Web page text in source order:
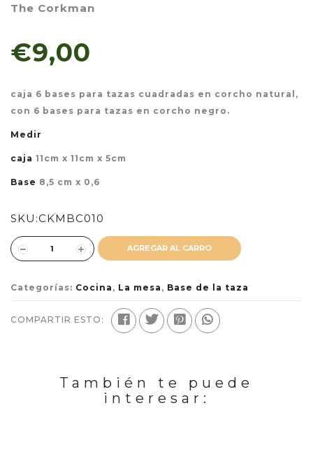
The Corkman
€9,00
caja 6 bases para tazas cuadradas en corcho natural,
con 6 bases para tazas en corcho negro.
Medir
caja 11cm x 11cm x 5cm
Base 8,5 cm x 0,6
SKU:CKMBC010
AGREGAR AL CARRO
Categorías: Cocina , La mesa , Base de la taza
COMPARTIR ESTO:
También te puede
interesar: